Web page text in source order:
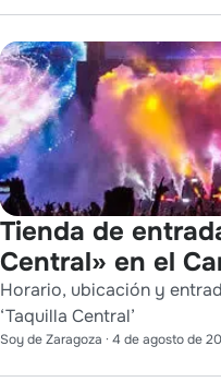
Tienda de
Central» en el
Horario, ubicación y
‘Taquilla Central’
Soy de Zaragoza · 4 de agosto de